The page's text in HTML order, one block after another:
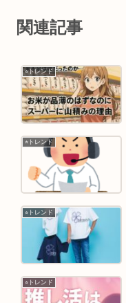
関連記事
⭐︎トレンド
⭐︎トレンド
⭐︎トレンド
⭐︎トレンド